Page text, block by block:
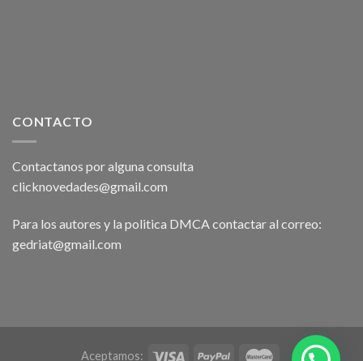
CONTACTO
Contactanos por alguna consulta
clicknovedades@gmail.com
Para los autores y la politica DMCA contactar al correo:
gedriat@gmail.com
Aceptamos: